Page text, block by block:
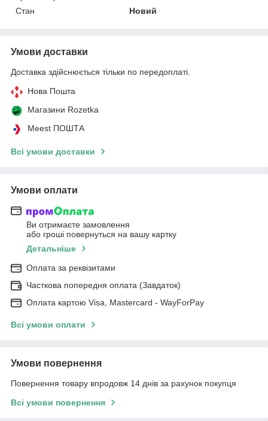
Стан
Новий
Умови доставки
Доставка здійснюється тільки по передоплаті.
Нова Пошта
Магазини Rozetka
Meest ПОШТА
Всі умови доставки
Умови оплати
Ви отримаєте замовлення
або гроші повернуться на вашу картку
Детальніше
Оплата за реквізитами
Часткова попередня оплата (Завдаток)
Оплата картою Visa, Mastercard - WayForPay
Всі умови оплати
Умови повернення
Повернення товару впродовж 14 днів за рахунок покупця
Всі умови повернення